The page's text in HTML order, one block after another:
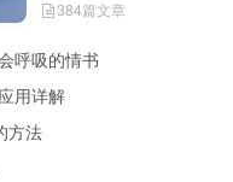
384篇文章
呼吸的情书
用详解
方法